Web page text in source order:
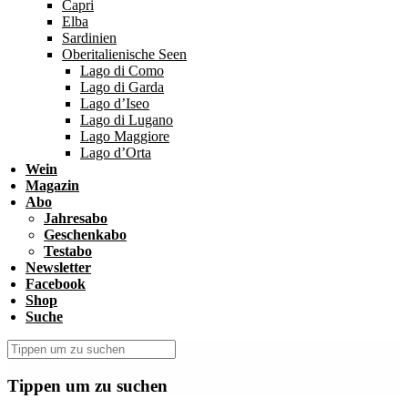
Capri
Elba
Sardinien
Oberitalienische Seen
Lago di Como
Lago di Garda
Lago d’Iseo
Lago di Lugano
Lago Maggiore
Lago d’Orta
Wein
Magazin
Abo
Jahresabo
Geschenkabo
Testabo
Newsletter
Facebook
Shop
Suche
Tippen um zu suchen